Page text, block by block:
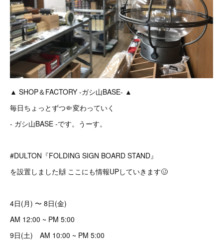
▲ SHOP＆FACTORY -ガシ山BASE- ▲
毎日ちょっとずつ🤏変わっていく
- ガシ山BASE -です。うーす。
#DULTON『FOLDING SIGN BOARD STAND』
を設置しました🙌 ここにも情報UPしていきます🥴
4日(月) 〜 8日(金)
AM 12:00 ~ PM 5:00
9日(土) AM 10:00 ~ PM 5:00